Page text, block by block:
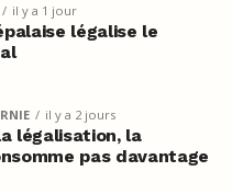
il y a 1 jour
légalise le
il y a 2 jours
légalisation, la
pas davantage